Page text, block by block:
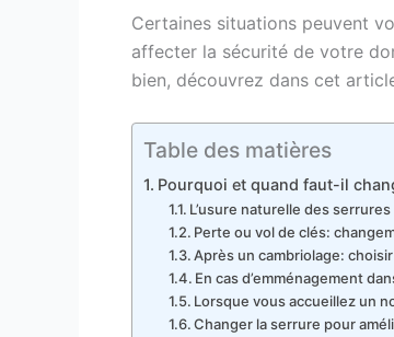
Certaines situations peuvent
affecter la sécurité de votre
bien, découvrez dans cet
Table des matières
Pourquoi et quand faut-il
L’usure naturelle des serrures
Perte ou vol de clés:
Après un cambriolage:
En cas d’emménagement
Lorsque vous accueillez un
Changer la serrure pour